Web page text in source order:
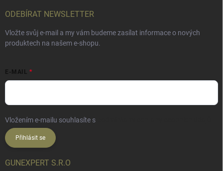
ODEBÍRAT NEWSLETTER
Vložte svůj e-mail a my vám budeme zasílat informace o nových
produktech na našem e-shopu.
E-MAIL
Vložením e-mailu souhlasíte s
Přihlásit se
GUNEXPERT S.R.O